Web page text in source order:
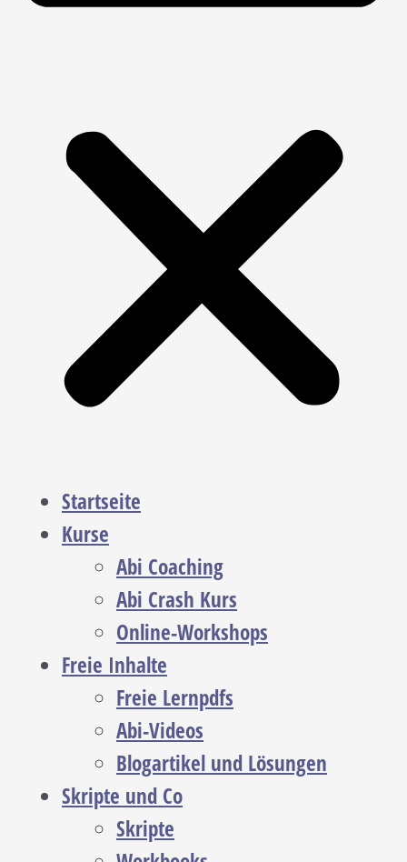
Startseite
Kurse
Abi Coaching
Abi Crash Kurs
Online-Workshops
Freie Inhalte
Freie Lernpdfs
Abi-Videos
Blogartikel und Lösungen
Skripte und Co
Skripte